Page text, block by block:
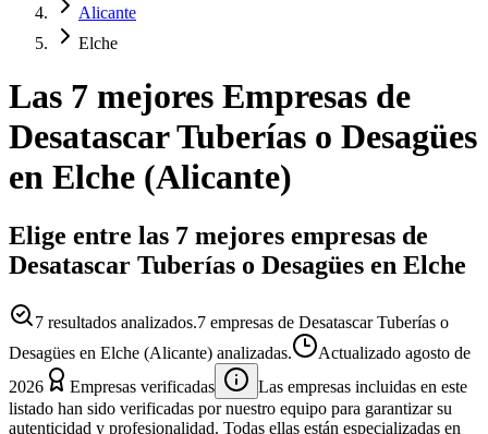
Alicante
Elche
Las 7 mejores Empresas de
Desatascar Tuberías o Desagües
en Elche (Alicante)
Elige entre las 7 mejores empresas de
Desatascar Tuberías o Desagües en Elche
7 resultados analizados.7 empresas de Desatascar Tuberías o
Desagües en Elche (Alicante) analizadas.
Actualizado agosto de
2026
Empresas verificadas
Las empresas incluidas en este
listado han sido verificadas por nuestro equipo para garantizar su
autenticidad y profesionalidad. Todas ellas están especializadas en